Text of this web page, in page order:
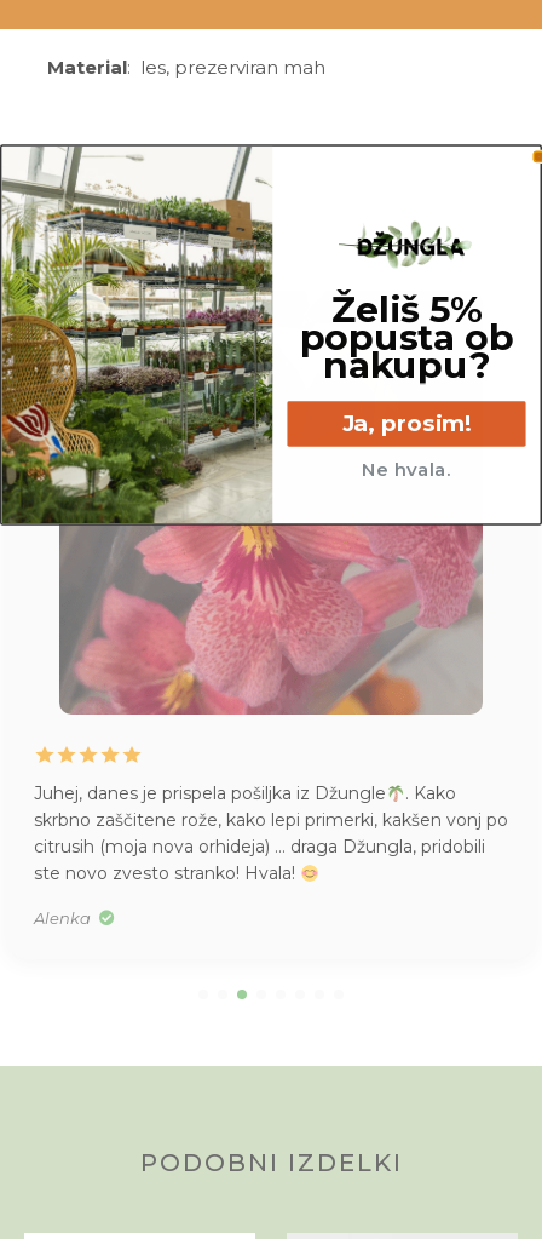
Material: les, prezerviran mah
Mere
Širina: 27 cm (premer)
Juhej, danes je prispela pošiljka iz Džungle
. Kako
skrbno zaščitene rože, kako lepi primerki, kakšen vonj po
citrusih (moja nova orhideja) … draga Džungla, pridobili
ste novo zvesto stranko! Hvala!
Alenka
PODOBNI IZDELKI
Želiš 5%
popusta ob
nakupu?
Ja, prosim!
Ne hvala.